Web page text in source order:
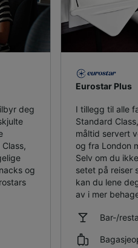
deg
og
Eurostar Plus
I tillegg til alle
Standard
måltid servert
og fra London
Selv om du
setet på reiser
kan du lene
av i mer
Bar-/